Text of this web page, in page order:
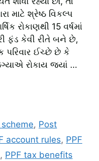
માટે શ્રેષ્ઠ વિકલ્પ
રોકાણથી 15 વર્ષમાં
ફંડ કેવી રીતે બને છે,
પરિવાર ઈચ્છે છે કે
રોકાય જ્યાં …
, Post
account rules, PPF
, PPF tax benefits